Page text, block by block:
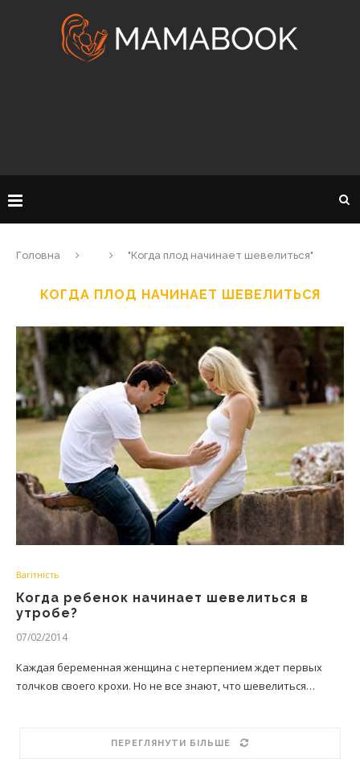
Головна "Когда плод начинает шевелиться"
КОГДА ПЛОД НАЧИНАЕТ ШЕВЕЛИТЬСЯ
Вагітність
Когда ребенок начинает шевелиться в
утробе?
07/02/2014
Каждая беременная женщина с нетерпением ждет первых
толчков своего крохи. Но не все знают, что шевелиться…
ПЕРЕГЛЯНУТИ БІЛЬШЕ